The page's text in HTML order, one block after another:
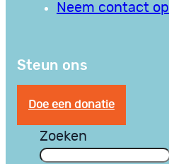
Neem contact op
Steun ons
Doe een donatie
Zoeken